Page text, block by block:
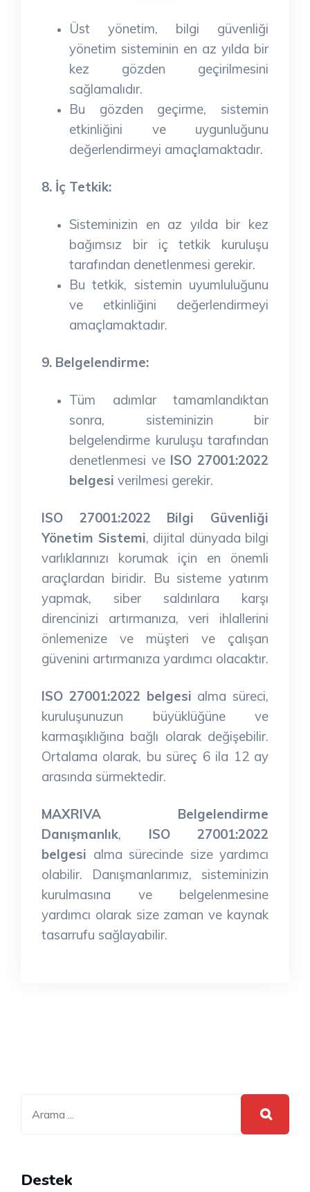
Üst yönetim, bilgi güvenliği
yönetim sisteminin en az yılda bir
kez gözden geçirilmesini
sağlamalıdır.
Bu gözden geçirme, sistemin
etkinliğini ve uygunluğunu
değerlendirmeyi amaçlamaktadır.
8. İç Tetkik:
Sisteminizin en az yılda bir kez
bağımsız bir iç tetkik kuruluşu
tarafından denetlenmesi gerekir.
Bu tetkik, sistemin uyumluluğunu
ve etkinliğini değerlendirmeyi
amaçlamaktadır.
9. Belgelendirme:
Tüm adımlar tamamlandıktan
sonra, sisteminizin bir
belgelendirme kuruluşu tarafından
denetlenmesi ve ISO 27001:2022
belgesi verilmesi gerekir.
ISO 27001:2022 Bilgi Güvenliği
Yönetim Sistemi, dijital dünyada bilgi
varlıklarınızı korumak için en önemli
araçlardan biridir. Bu sisteme yatırım
yapmak, siber saldırılara karşı
direncinizi artırmanıza, veri ihlallerini
önlemenize ve müşteri ve çalışan
güvenini artırmanıza yardımcı olacaktır.
ISO 27001:2022 belgesi alma süreci,
kuruluşunuzun büyüklüğüne ve
karmaşıklığına bağlı olarak değişebilir.
Ortalama olarak, bu süreç 6 ila 12 ay
arasında sürmektedir.
MAXRIVA Belgelendirme
Danışmanlık, ISO 27001:2022
belgesi alma sürecinde size yardımcı
olabilir. Danışmanlarımız, sisteminizin
kurulmasına ve belgelenmesine
yardımcı olarak size zaman ve kaynak
tasarrufu sağlayabilir.
Destek